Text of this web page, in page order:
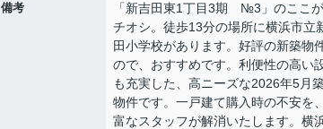
備考
「新吉田東1丁目3期 №3」のここ
チオシ。徒歩13分の場所に横浜市立
田小学校があります。好評の新築物
ので、おすすめです。利便性の高い
も充実した、高ニーズな2026年5月
物件です。一戸建て購入時の不安を
富なスタッフが解消いたします。横